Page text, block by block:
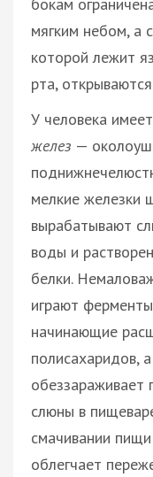
бокам
мягким небом, а
которой лежит
рта,
У человека
желез —
мелкие железки
вырабатывают
воды и
белки.
играют
начинающие
полисахаридов,
обеззараживает
слюны в
смачивании
облегчает